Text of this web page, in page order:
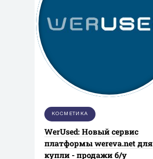
КОСМЕТИКА
WerUsed: Новый сервис
платформы wereva.net для
купли - продажи б/у